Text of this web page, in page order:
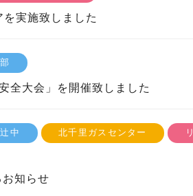
実施致しました
全大会」を開催致しました
中 北千里ガスセンター
知らせ